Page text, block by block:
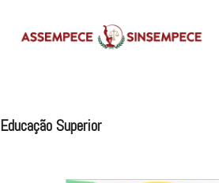
Educação Superior